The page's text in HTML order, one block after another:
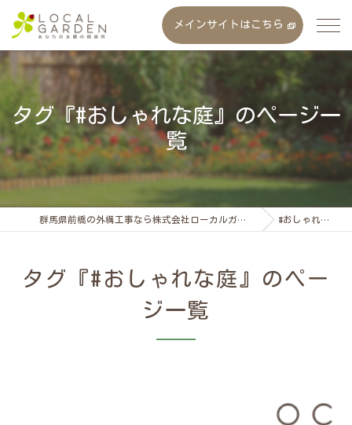
メインサイトはこちら
タグ『#おしゃれな庭』のページ一
覧
群馬県前橋の外構工事なら株式会社ローカルガーデン #おしゃれな庭
タグ『#おしゃれな庭』のペー
ジ一覧